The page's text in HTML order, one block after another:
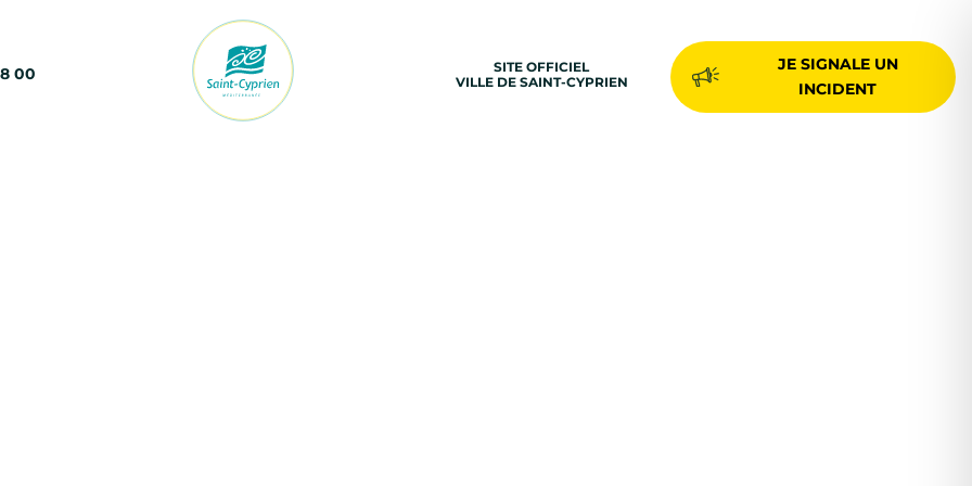
00
SITE OFFICIEL
VILLE DE SAINT-CYPRIEN
JE SIGNALE UN
INCIDENT